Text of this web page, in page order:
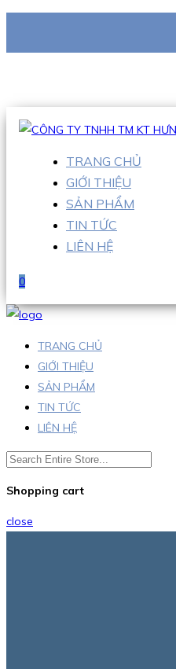
Hotline:0938 710 079
TRANG CHỦ
GIỚI THIỆU
SẢN PHẨM
TIN TỨC
LIÊN HỆ
0
TRANG CHỦ
GIỚI THIỆU
SẢN PHẨM
TIN TỨC
LIÊN HỆ
Shopping cart
close